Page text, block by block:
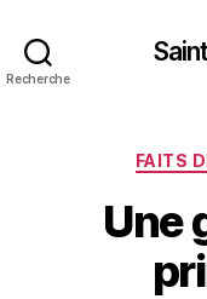
Recherche
FAITS
Une